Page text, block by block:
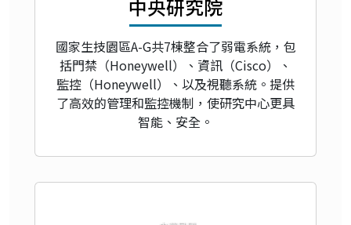
中央研究院
國家生技園區A-G共7棟整合了弱電系統，包
括門禁（Honeywell）、資訊（Cisco）、
監控（Honeywell）、以及視聽系統。提供
了高效的管理和監控機制，使研究中心更具
智能、安全。